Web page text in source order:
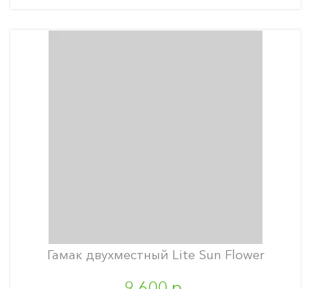
Гамак двухместный Lite Sun Flower